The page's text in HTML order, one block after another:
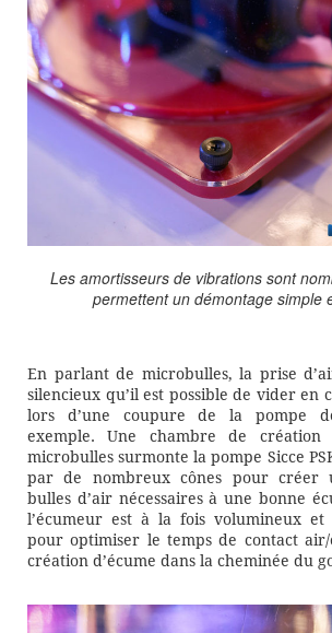
Les amortisseurs de vibrations sont
permettent un démontage simple
En parlant de microbulles, la prise
silencieux qu’il est possible de vider en
lors d’une coupure de la pompe
exemple. Une chambre de
microbulles surmonte la pompe Sicce
par de nombreux cônes pour créer
bulles d’air nécessaires à une bonne
l’écumeur est à la fois volumineux et
pour optimiser le temps de contact
création d’écume dans la cheminée du